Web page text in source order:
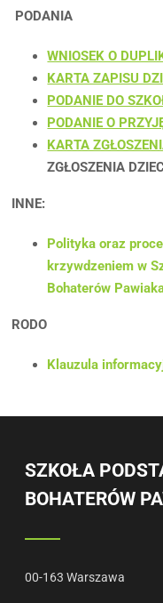
PODANIA
WNIOSEK O
KARTA ZAPISU
PODANIE DO
PODANIE O
KARTA
ZGŁOSZENIA
INNE:
Polityka oraz
krzywdzeniem w
Bohaterów
RODO
Klauzula
SZKOŁA
BOHATERÓW
00-163 Warszawa